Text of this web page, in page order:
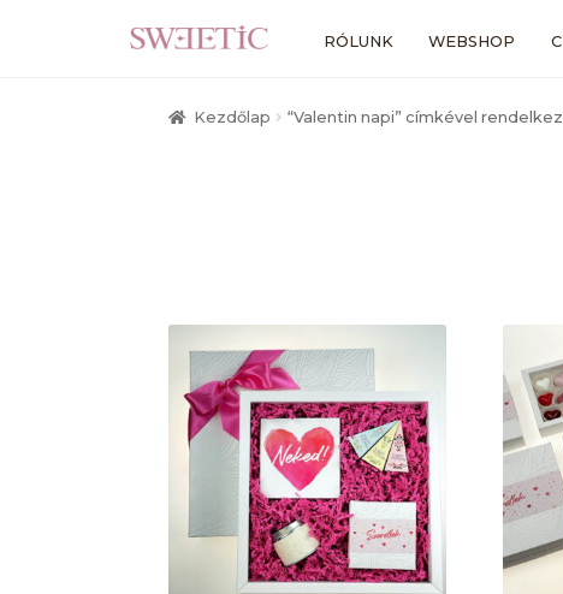
a
a
RÓLUNK WEBSHOP
Kezdőlap “Valentin napi” címkével